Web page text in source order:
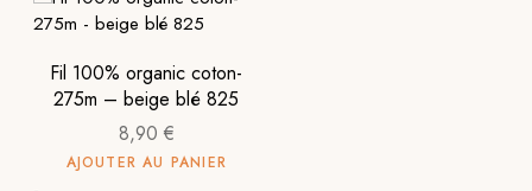
Fil 100% organic coton-
275m – beige blé 825
8,90 €
AJOUTER AU PANIER